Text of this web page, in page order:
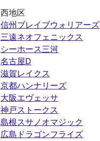
西地区
信州ブレイブウォリアーズ
三遠ネオフェニックス
シーホース三河
名古屋D
滋賀レイクス
京都ハンナリーズ
大阪エヴェッサ
神戸ストークス
島根スサノオマジック
広島ドラゴンフライズ